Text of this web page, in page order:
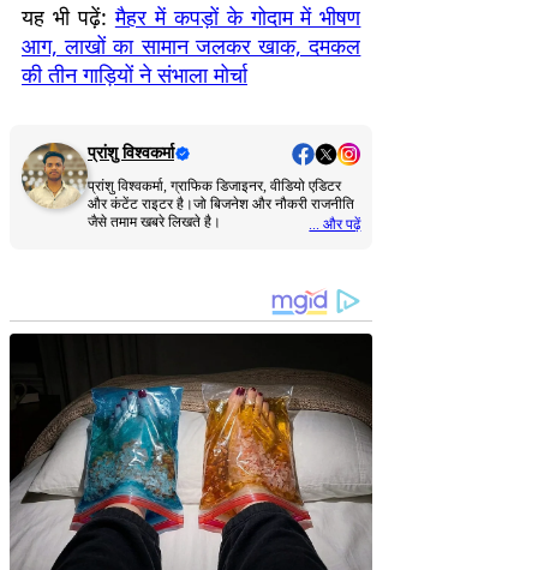
यह भी पढ़ें: मैहर में कपड़ों के गोदाम में भीषण
आग, लाखों का सामान जलकर खाक, दमकल
की तीन गाड़ियों ने संभाला मोर्चा
प्रांशु विश्वकर्मा
प्रांशु विश्वकर्मा, ग्राफिक डिजाइनर, वीडियो एडिटर
और कंटेंट राइटर है।जो बिजनेश और नौकरी राजनीति
जैसे तमाम खबरे लिखते है।
... और पढ़ें